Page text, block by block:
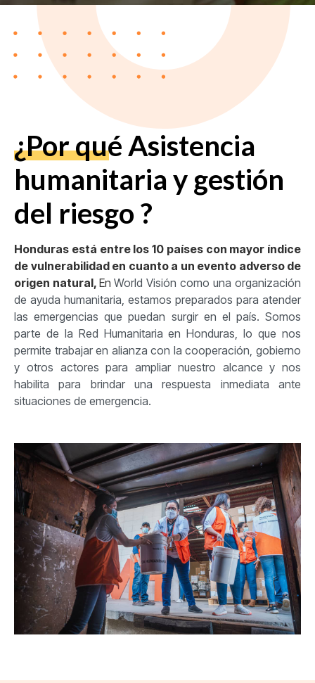
¿Por qué Asistencia
humanitaria y gestión
del riesgo ?
Honduras está entre los 10 países con mayor índice
de vulnerabilidad en cuanto a un evento adverso de
origen natural, En World Visión como una organización
de ayuda humanitaria, estamos preparados para atender
las emergencias que puedan surgir en el país. Somos
parte de la Red Humanitaria en Honduras, lo que nos
permite trabajar en alianza con la cooperación, gobierno
y otros actores para ampliar nuestro alcance y nos
habilita para brindar una respuesta inmediata ante
situaciones de emergencia.